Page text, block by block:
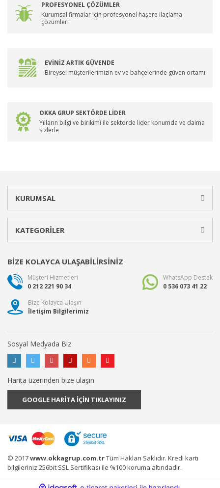
PROFESYONEL ÇÖZÜMLER
Kurumsal firmalar için profesyonel haşere ilaçlama
çözümleri
EVİNİZ ARTIK GÜVENDE
Bireysel müşterilerimizin ev ve bahçelerinde güven ortamı
OKKA GRUP SEKTÖRDE LİDER
Yılların bilgi ve birikimi ile sektörde lider konumda ve daima
sizlerle
KURUMSAL
KATEGORİLER
BİZE KOLAYCA ULAŞABİLİRSİNİZ
Müşteri Hizmetleri
0 212 221 90 34
WhatsApp Destek
0 536 073 41 22
Bize Kolayca Ulaşın
İletişim Bilgilerimiz
Sosyal Medyada Biz
Harita üzerinden bize ulaşın
GOOGLE HARİTA İÇİN TIKLAYINIZ
© 2017www.okkagrup.com.trTüm Hakları Saklıdır. Kredi kartı
bilgileriniz 256bit SSL Sertifikası ile %100 koruma altındadır.